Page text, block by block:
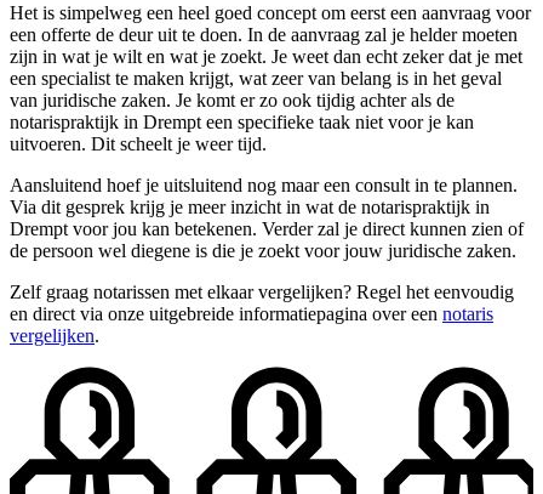
Het is simpelweg een heel goed concept om eerst een aanvraag voor
een offerte de deur uit te doen. In de aanvraag zal je helder moeten
zijn in wat je wilt en wat je zoekt. Je weet dan echt zeker dat je met
een specialist te maken krijgt, wat zeer van belang is in het geval
van juridische zaken. Je komt er zo ook tijdig achter als de
notarispraktijk in Drempt een specifieke taak niet voor je kan
uitvoeren. Dit scheelt je weer tijd.
Aansluitend hoef je uitsluitend nog maar een consult in te plannen.
Via dit gesprek krijg je meer inzicht in wat de notarispraktijk in
Drempt voor jou kan betekenen. Verder zal je direct kunnen zien of
de persoon wel diegene is die je zoekt voor jouw juridische zaken.
Zelf graag notarissen met elkaar vergelijken? Regel het eenvoudig
en direct via onze uitgebreide informatiepagina over een notaris
vergelijken.